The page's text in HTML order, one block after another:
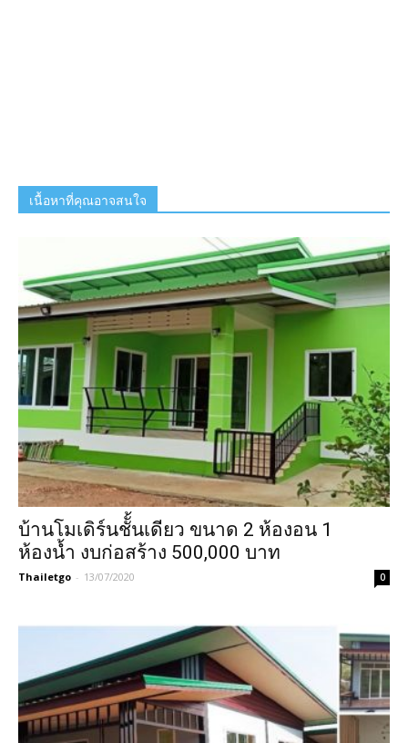
เนื้อหาที่คุณอาจสนใจ
บ้านโมเดิร์นชัั้นเดียว ขนาด 2 ห้องอน 1
ห้องน้ำ งบก่อสร้าง 500,000 บาท
Thailetgo - 13/07/2020 0